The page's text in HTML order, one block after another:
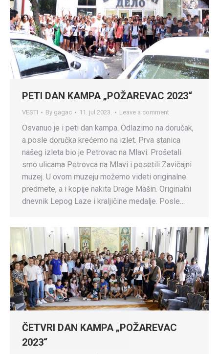
PETI DAN KAMPA „POŽAREVAC 2023“
VESTI By gagac 11. jul 2023. Leave a comment
Osvanuo je i peti dan kampa. Odlazimo na doručak,
a posle doručka krećemo na izlet. Prva stanica
našeg izleta bio je Petrovac na Mlavi. Prošetali
smo ulicama Petrovca na Mlavi i posetili Zavičajni
muzej. U ovom muzeju možemo videti originalne
predmete, a i kopije nakita Drage Mašin. Originalni
dnevnik Lepog Laze i kraljičine medalje. Posle…
ČETVRI DAN KAMPA „POŽAREVAC
2023“